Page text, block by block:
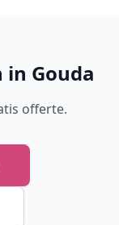
Gouda
offerte.